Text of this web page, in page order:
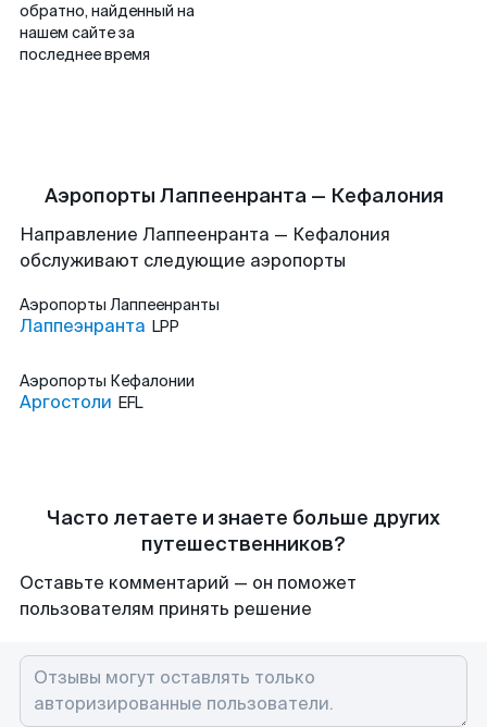
обратно, найденный на
нашем сайте за
последнее время
Аэропорты Лаппеенранта — Кефалония
Направление Лаппеенранта — Кефалония
обслуживают следующие аэропорты
Аэропорты Лаппеенранты
Лаппеэнранта LPP
Аэропорты Кефалонии
Аргостоли EFL
Часто летаете и знаете больше других
путешественников?
Оставьте комментарий — он поможет
пользователям принять решение